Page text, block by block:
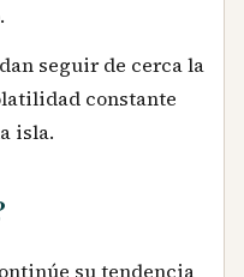
seguir de cerca la
constante
isla.
su tendencia